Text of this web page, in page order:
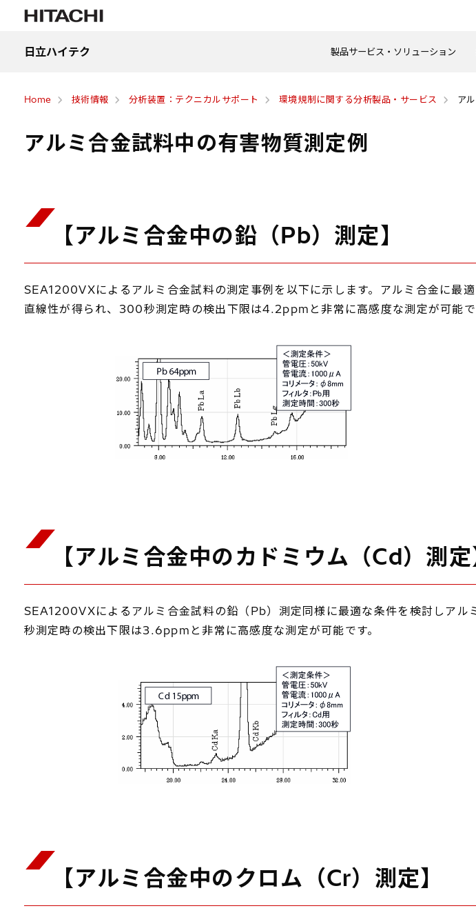
日立ハイテク 製品サービス・ソリューション
Home 技術情報 分析装置：テクニカルサポート 環境規制に関する分析製品・サービス ア
アルミ合金試料中の有害物質測定例
【アルミ合金中の鉛（Pb）測定】
SEA1200VXによるアルミ合金試料の測定事例を以下に示します。アルミ合金に最
直線性が得られ、300秒測定時の検出下限は4.2ppmと非常に高感度な測定が可能で
【アルミ合金中のカドミウム（Cd）測定
SEA1200VXによるアルミ合金試料の鉛（Pb）測定同様に最適な条件を検討しア
秒測定時の検出下限は3.6ppmと非常に高感度な測定が可能です。
【アルミ合金中のクロム（Cr）測定】